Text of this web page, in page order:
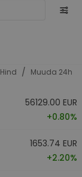
Hind / Muuda 24h
56129.00 EUR
+0.80%
1653.74 EUR
+2.20%